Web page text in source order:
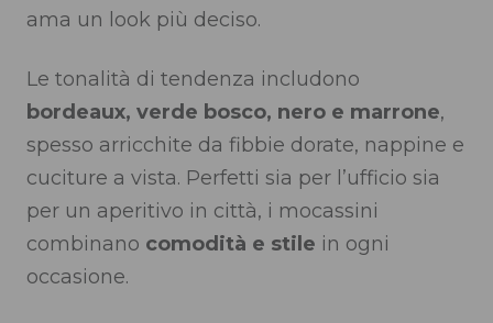
ama un look più deciso.
Le tonalità di tendenza includono
bordeaux, verde bosco, nero e marrone,
spesso arricchite da fibbie dorate, nappine e
cuciture a vista. Perfetti sia per l’ufficio sia
per un aperitivo in città, i mocassini
combinano comodità e stile in ogni
occasione.